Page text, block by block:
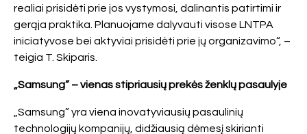
realiai prisidėti prie jos vystymosi, dalinantis patirtimi ir
gerąja praktika. Planuojame dalyvauti visose LNTPA
iniciatyvose bei aktyviai prisidėti prie jų organizavimo“, –
teigia T. Skiparis.
„Samsung” – vienas stipriausių prekės ženklų pasaulyje
„Samsung” yra viena inovatyviausių pasaulinių
technologijų kompanijų, didžiausią dėmesį skirianti